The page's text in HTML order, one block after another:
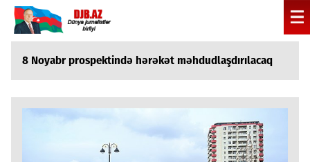
8 Noyabr prospektində hərəkət məhdudlaşdırılacaq